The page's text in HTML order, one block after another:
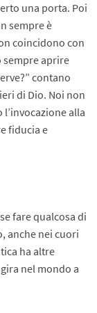
una porta. Poi
sempre è
coincidono con
aprire
contano
di Dio. Noi non
alla
fiducia e
fare qualcosa di
anche nei cuori
ha altre
nel mondo a